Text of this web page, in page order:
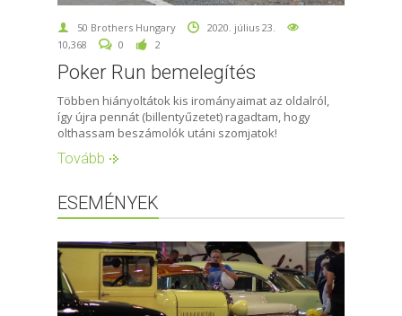
50 Brothers Hungary
2020. július 23.
10,368
0 2
Poker Run bemelegítés
Többen hiányoltátok kis irományaimat az oldalról,
így újra pennát (billentyűzetet) ragadtam, hogy
olthassam beszámolók utáni szomjatok!
Tovább
ESEMÉNYEK